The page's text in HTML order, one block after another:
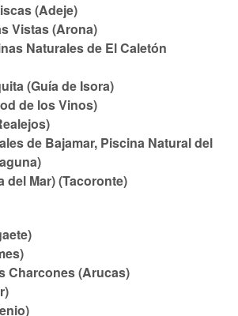
(Adeje)
Vistas (Arona)
Naturales de El Caletón
(Guía de Isora)
de los Vinos)
de Bajamar, Piscina Natural del
del Mar) (Tacoronte)
Charcones (Arucas)